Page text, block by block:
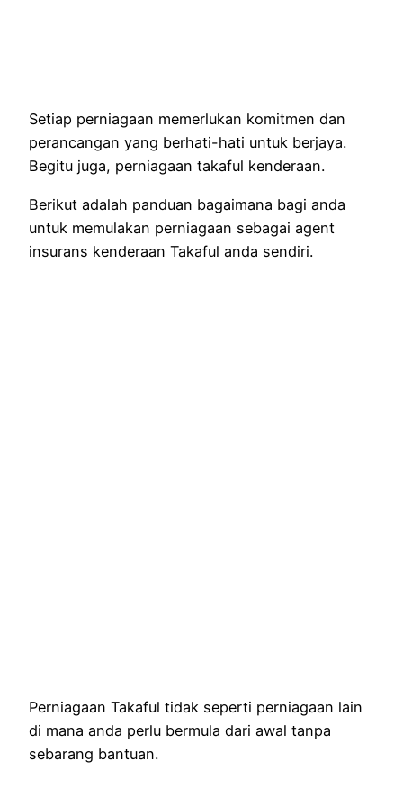
Setiap perniagaan memerlukan komitmen dan
perancangan yang berhati-hati untuk berjaya.
Begitu juga, perniagaan takaful kenderaan.
Berikut adalah panduan bagaimana bagi anda
untuk memulakan perniagaan sebagai agent
insurans kenderaan Takaful anda sendiri.
Perniagaan Takaful tidak seperti perniagaan lain
di mana anda perlu bermula dari awal tanpa
sebarang bantuan.